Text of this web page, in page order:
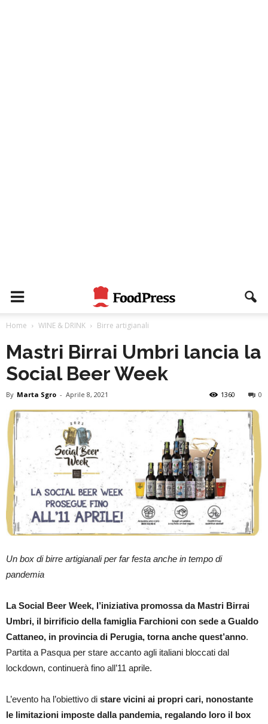
Home WINE & DRINK Birre artigianali
Mastri Birrai Umbri lancia la
Social Beer Week
By Marta Sgro - Aprile 8, 2021 0
1360
Un box di birre artigianali per far festa anche in tempo di
pandemia
La Social Beer Week, l’iniziativa promossa da Mastri Birrai
Umbri, il birrificio della famiglia Farchioni con sede a Gualdo
Cattaneo, in provincia di Perugia, torna anche quest’anno.
Partita a Pasqua per stare accanto agli italiani bloccati dal
lockdown, continuerà fino all’11 aprile.
L’evento ha l’obiettivo di stare vicini ai propri cari, nonostante
le limitazioni imposte dalla pandemia, regalando loro il box